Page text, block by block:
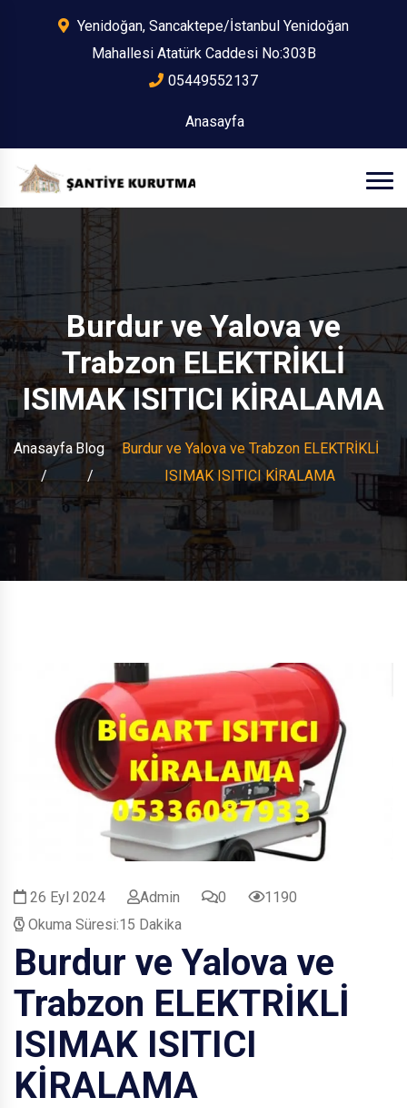
Yenidoğan, Sancaktepe/İstanbul Yenidoğan
Mahallesi Atatürk Caddesi No:303B
05449552137
Anasayfa
Burdur ve Yalova ve
Trabzon ELEKTRİKLİ
ISIMAK ISITICI KİRALAMA
AnasayfaBlog
Burdur ve Yalova ve Trabzon ELEKTRİKLİ
ISIMAK ISITICI KİRALAMA
26 Eyl 2024 Admin 0
1190
Okuma Süresi:15 Dakika
Burdur ve Yalova ve
Trabzon ELEKTRİKLİ
ISIMAK ISITICI
KİRALAMA